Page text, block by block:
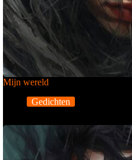
Mijn wereld
Gedichten